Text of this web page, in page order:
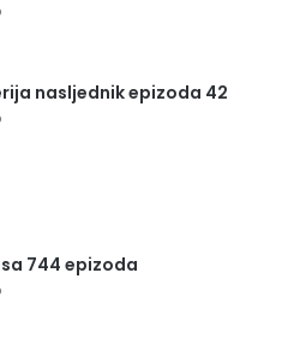
nasljednik epizoda 42
744 epizoda